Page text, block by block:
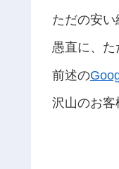
ただの安
愚直に、た
前述の
沢山のお客